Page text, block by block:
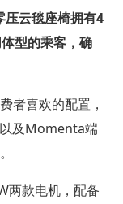
云毯座椅拥有4
型的乘客，确
者喜欢的配置，
及Momenta端
两款电机，配备